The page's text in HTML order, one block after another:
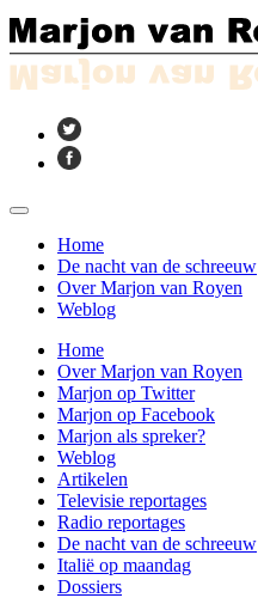
Home
De nacht van de schreeuw
Over Marjon van Royen
Weblog
Home
Over Marjon van Royen
Marjon op Twitter
Marjon op Facebook
Marjon als spreker?
Weblog
Artikelen
Televisie reportages
Radio reportages
De nacht van de schreeuw
Italië op maandag
Dossiers